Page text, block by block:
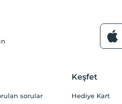
sorular
Keşfet
Hediye Kart